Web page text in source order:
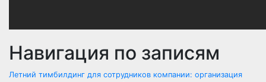
Навигация по записям
Летний тимбилдинг для сотрудников компании: организация